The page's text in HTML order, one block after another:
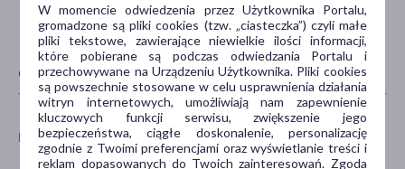
CECHY PRODUKTU
PŁEĆ WIEK
W momencie odwiedzenia przez Użytkownika Portalu,
gromadzone są pliki cookies (tzw. „ciasteczka”) czyli małe
pliki tekstowe, zawierające niewielkie ilości informacji,
które pobierane są podczas odwiedzania Portalu i
przechowywane na Urządzeniu Użytkownika. Pliki cookies
są powszechnie stosowane w celu usprawnienia działania
witryn internetowych, umożliwiają nam zapewnienie
kluczowych funkcji serwisu, zwiększenie jego
bezpieczeństwa, ciągłe doskonalenie, personalizację
zgodnie z Twoimi preferencjami oraz wyświetlanie treści i
reklam dopasowanych do Twoich zainteresowań. Zgoda